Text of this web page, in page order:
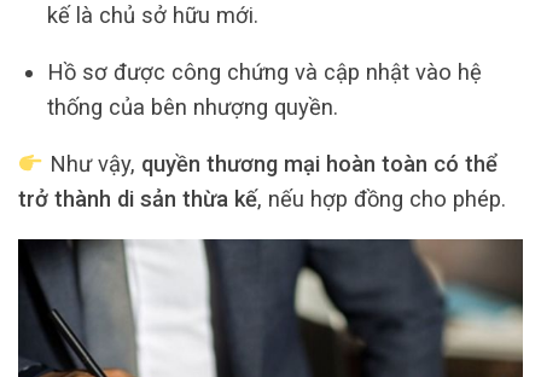
kế là chủ sở hữu mới.
Hồ sơ được công chứng và cập nhật vào hệ
thống của bên nhượng quyền.
Như vậy, quyền thương mại hoàn toàn có thể
trở thành di sản thừa kế, nếu hợp đồng cho phép.